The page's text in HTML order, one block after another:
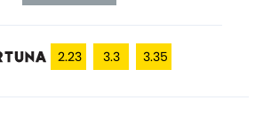
2.23 3.3 3.35